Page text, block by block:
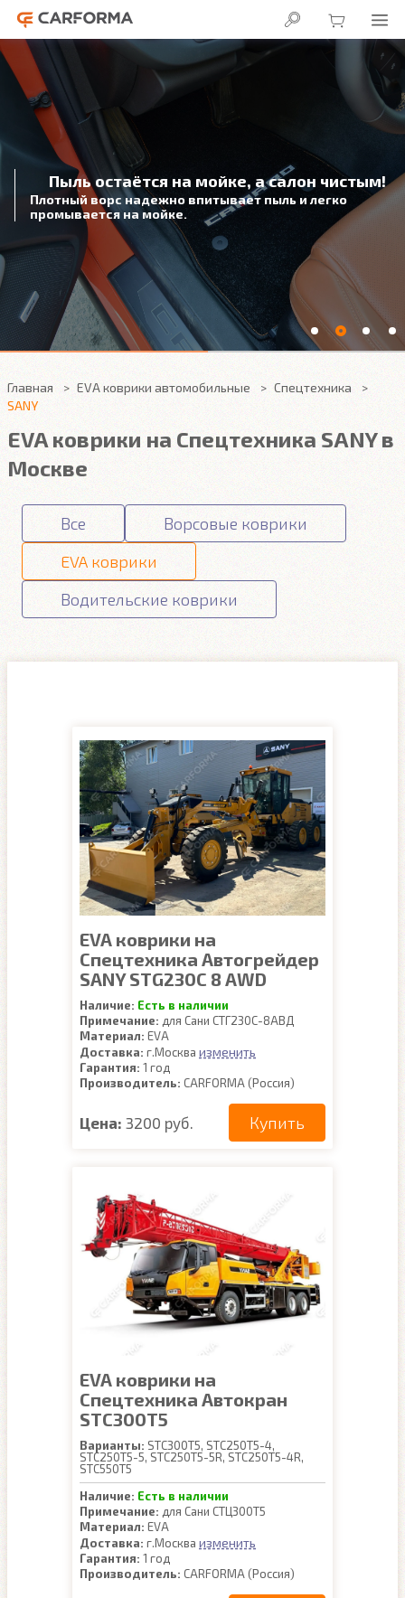
Пыль остаётся на мойке, а салон чистым!
Плотный ворс надежно впитывает пыль и легко
промывается на мойке.
Главная EVA коврики автомобильные
Спецтехника
SANY
EVA коврики на Спецтехника SANY в
Москве
Все
Ворсовые коврики
EVA коврики
Водительские коврики
EVA коврики на
Спецтехника Автогрейдер
SANY STG230C 8 AWD
Наличие: Есть в наличии
Примечание: для Сани СТГ230С-8АВД
Материал: EVA
Доставка: г.Москва изменить
Гарантия: 1 год
Производитель: CARFORMA (Россия)
Цена: 3200 руб. Купить
EVA коврики на
Спецтехника Автокран
STC300T5
Варианты: STC300T5, STC250T5-4,
STC250T5-5, STC250T5-5R, STC250T5-4R,
STC550T5
Наличие: Есть в наличии
Примечание: для Сани СТЦ300Т5
Материал: EVA
Доставка: г.Москва изменить
Гарантия: 1 год
Производитель: CARFORMA (Россия)